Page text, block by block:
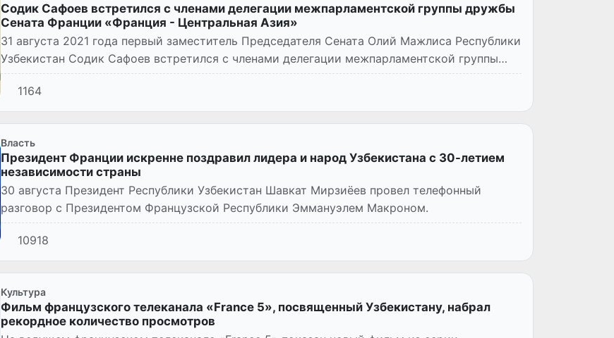
Содик Сафоев встретился с членами делегации межпарламентской группы дружбы
Сената Франции «Франция - Центральная Азия»
31 августа 2021 года первый заместитель Председателя Сената Олий Мажлиса Республики
Узбекистан Содик Сафоев встретился с членами делегации межпарламентской группы
дружбы Сената Фра...
1164
Власть
Президент Франции искренне поздравил лидера и народ Узбекистана с 30-летием
независимости страны
30 августа Президент Республики Узбекистан Шавкат Мирзиёев провел телефонный
разговор с Президентом Французской Республики Эммануэлем Макроном.
10918
Культура
Фильм французского телеканала «France 5», посвященный Узбекистану, набрал
рекордное количество просмотров